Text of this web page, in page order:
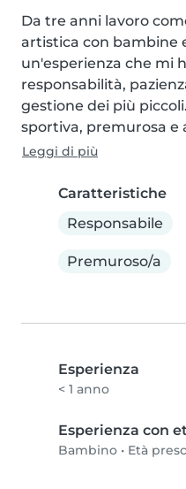
Da tre anni lavoro
artistica con bambine
un'esperienza che mi
responsabilità,
gestione dei più
sportiva, premurosa e
Leggi di più
Caratteristiche
Responsabile
Premuroso/a
Esperienza
< 1 anno
Esperienza con
Bambino • Età